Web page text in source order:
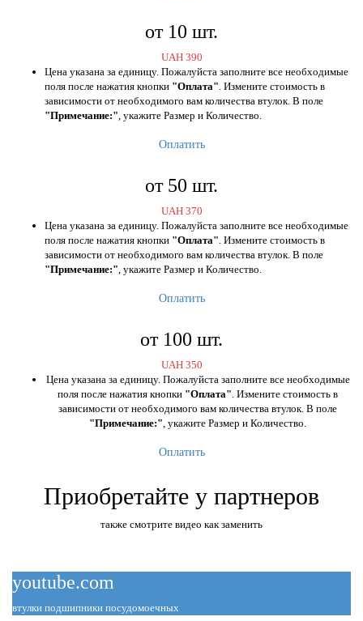
от 10 шт.
UAH 390
Цена указана за единицу. Пожалуйста заполните все необходимые
поля после нажатия кнопки "Оплата". Измените стоимость в
зависимости от необходимого вам количества втулок. В поле
"Примечание:", укажите Размер и Количество.
Оплатить
от 50 шт.
UAH 370
Цена указана за единицу. Пожалуйста заполните все необходимые
поля после нажатия кнопки "Оплата". Измените стоимость в
зависимости от необходимого вам количества втулок. В поле
"Примечание:", укажите Размер и Количество.
Оплатить
от 100 шт.
UAH 350
Цена указана за единицу. Пожалуйста заполните все необходимые
поля после нажатия кнопки "Оплата". Измените стоимость в
зависимости от необходимого вам количества втулок. В поле
"Примечание:", укажите Размер и Количество.
Оплатить
Приобретайте у партнеров
также смотрите видео как заменить
youtube.com
втулки подшипники посудомоечных